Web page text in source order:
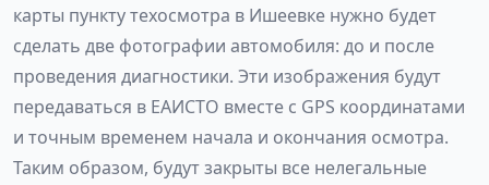
карты пункту техосмотра в Ишеевке нужно будет
сделать две фотографии автомобиля: до и после
проведения диагностики. Эти изображения будут
передаваться в ЕАИСТО вместе с GPS координатами
и точным временем начала и окончания осмотра.
Таким образом, будут закрыты все нелегальные